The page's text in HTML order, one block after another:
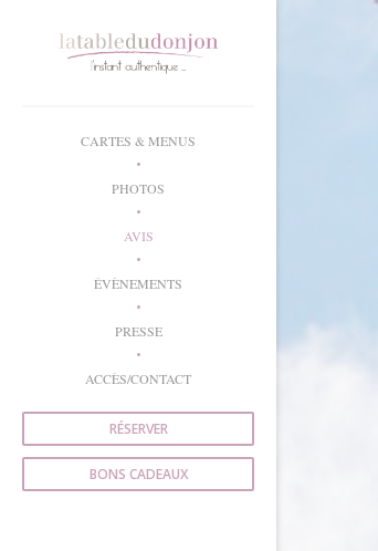
Personnalisation de vos choix en matière de cookies
CARTES & MENUS
PHOTOS
AVIS
ÉVÈNEMENTS
PRESSE
ACCÈS/CONTACT
RÉSERVER
BONS CADEAUX